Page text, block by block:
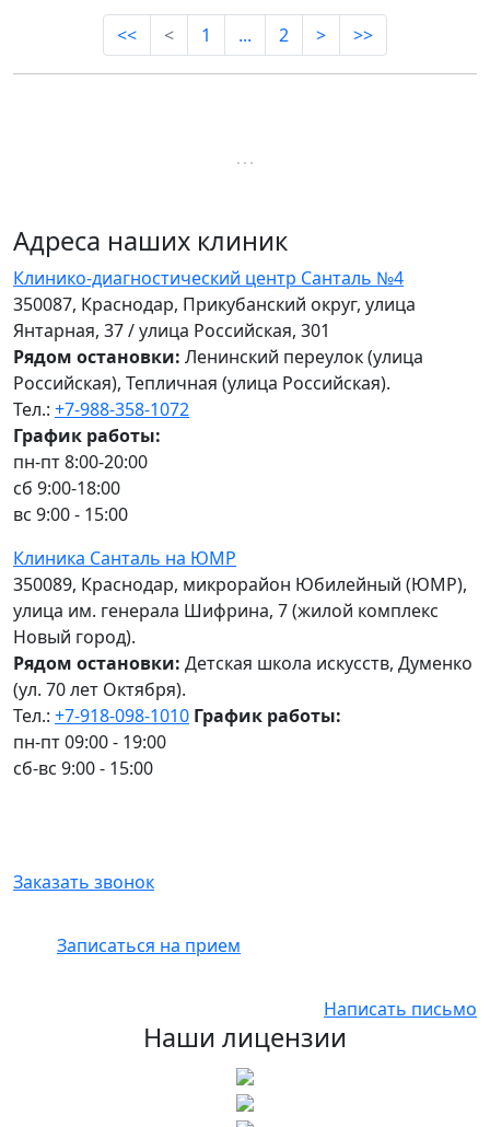
<< < 1 ... 2 > >>
Адреса наших клиник
Клинико-диагностический центр Санталь №4
350087, Краснодар, Прикубанский округ, улица
Янтарная, 37 / улица Российская, 301
Рядом остановки: Ленинский переулок (улица
Российская), Тепличная (улица Российская).
Тел.: +7-988-358-1072
График работы:
пн-пт 8:00-20:00
сб 9:00-18:00
вс 9:00 - 15:00
Клиника Санталь на ЮМР
350089, Краснодар, микрорайон Юбилейный (ЮМР),
улица им. генерала Шифрина, 7 (жилой комплекс
Новый город).
Рядом остановки: Детская школа искусств, Думенко
(ул. 70 лет Октября).
Тел.: +7-918-098-1010 График работы:
пн-пт 09:00 - 19:00
сб-вс 9:00 - 15:00
Заказать звонок
Записаться на прием
Написать письмо
Наши лицензии